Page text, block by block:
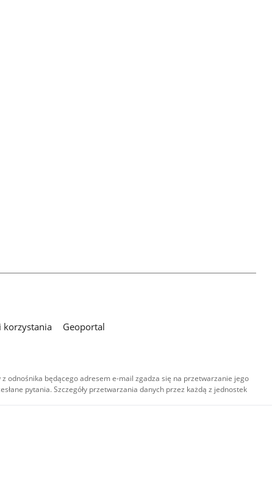
korzystania
Geoportal
odnośnika będącego adresem e-mail zgadza się na przetwarzanie jego
pytania. Szczegóły przetwarzania danych przez każdą z jednostek